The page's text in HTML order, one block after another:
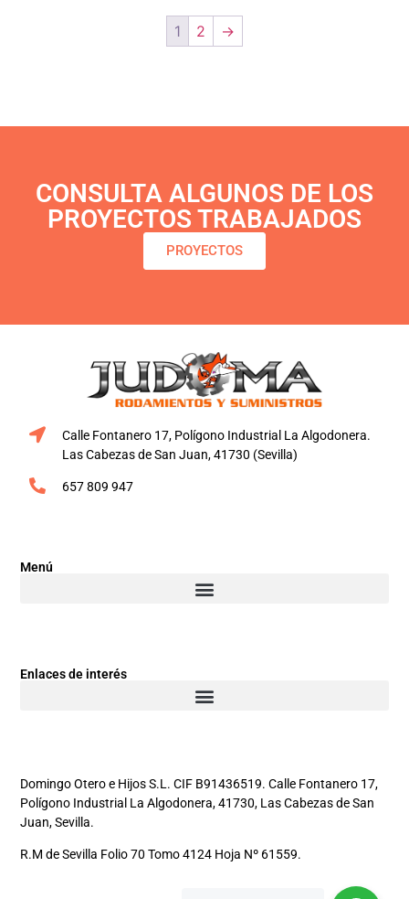
1 2 →
CONSULTA ALGUNOS DE LOS
PROYECTOS TRABAJADOS
PROYECTOS
Calle Fontanero 17, Polígono Industrial La Algodonera.
Las Cabezas de San Juan, 41730 (Sevilla)
657 809 947
Menú
Enlaces de interés
Domingo Otero e Hijos S.L. CIF B91436519. Calle Fontanero 17,
Polígono Industrial La Algodonera, 41730, Las Cabezas de San
Juan, Sevilla.
R.M de Sevilla Folio 70 Tomo 4124 Hoja Nº 61559.